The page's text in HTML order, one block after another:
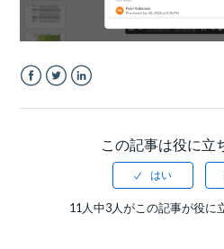
この記事は役に立
11人中3人がこの記事が役に